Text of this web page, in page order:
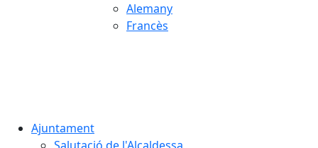
Alemany
Francès
Ajuntament